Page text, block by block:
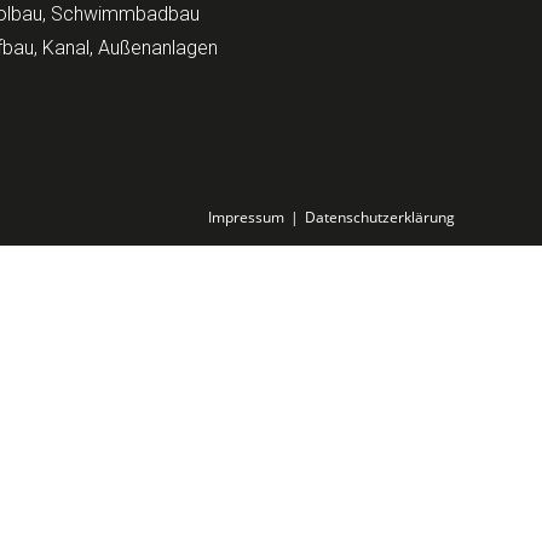
Schwimmbadbau
Kanal, Außenanlagen
Impressum Datenschutzerklärung